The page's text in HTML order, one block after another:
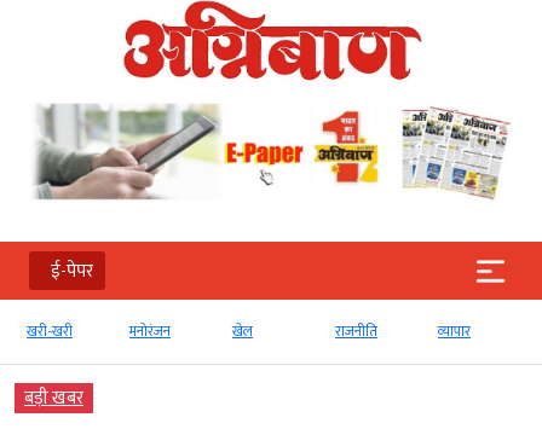
ई-पेपर
खरी-खरी मनोरंजन खेल राजनीति व्‍यापार
बड़ी खबर